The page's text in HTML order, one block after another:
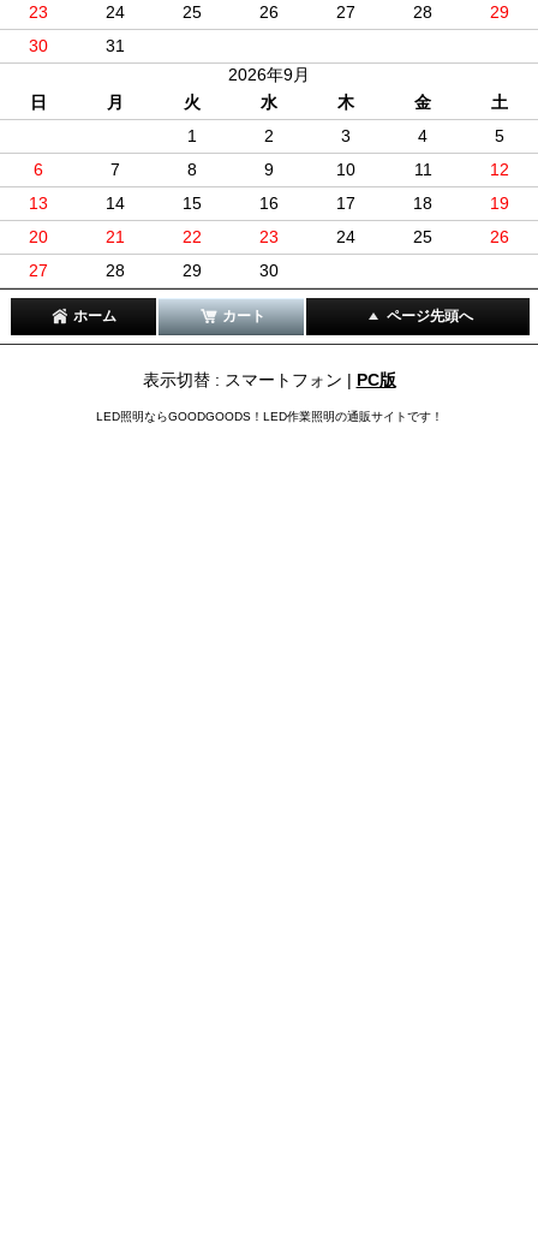
23
24 25 26 27 28
29
30
31
2026年9月
日
月 火 水 木 金
土
1
2 3 4
5
6
7 8 9 10 11
12
13
14 15 16 17 18
19
20
21 22 23 24 25
26
27
28 29 30
ホーム カート ページ先頭へ
表示切替 : スマートフォン | PC版
LED照明ならGOODGOODS！LED作業照明の通販サイトです！